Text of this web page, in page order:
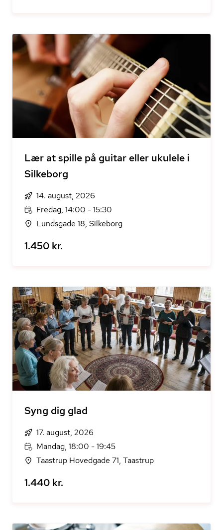
Lær at spille på guitar eller ukulele i
Silkeborg
14. august, 2026
Fredag, 14:00 - 15:30
Lundsgade 18, Silkeborg
1.450 kr.
Syng dig glad
17. august, 2026
Mandag, 18:00 - 19:45
Taastrup Hovedgade 71, Taastrup
1.440 kr.